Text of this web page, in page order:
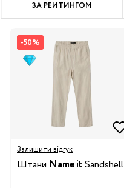
ЗА РЕЙТИНГОМ
-50%
Залишити відгук
Штани Name it Sandshell